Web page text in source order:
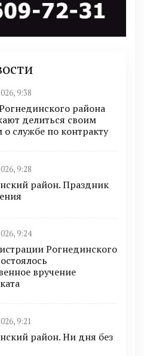
9:38
района
делиться своим
службе по контракту
9:28
район. Праздник
9:24
Рогнединского
вручение
9:21
район. Ни дня без